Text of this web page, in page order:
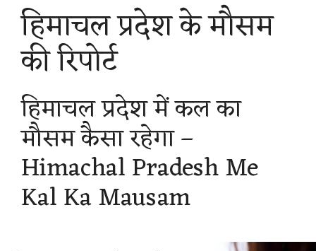
हिमाचल प्रदेश के मौसम
की रिपोर्ट
हिमाचल प्रदेश में कल का
मौसम कैसा रहेगा –
Himachal Pradesh Me
Kal Ka Mausam